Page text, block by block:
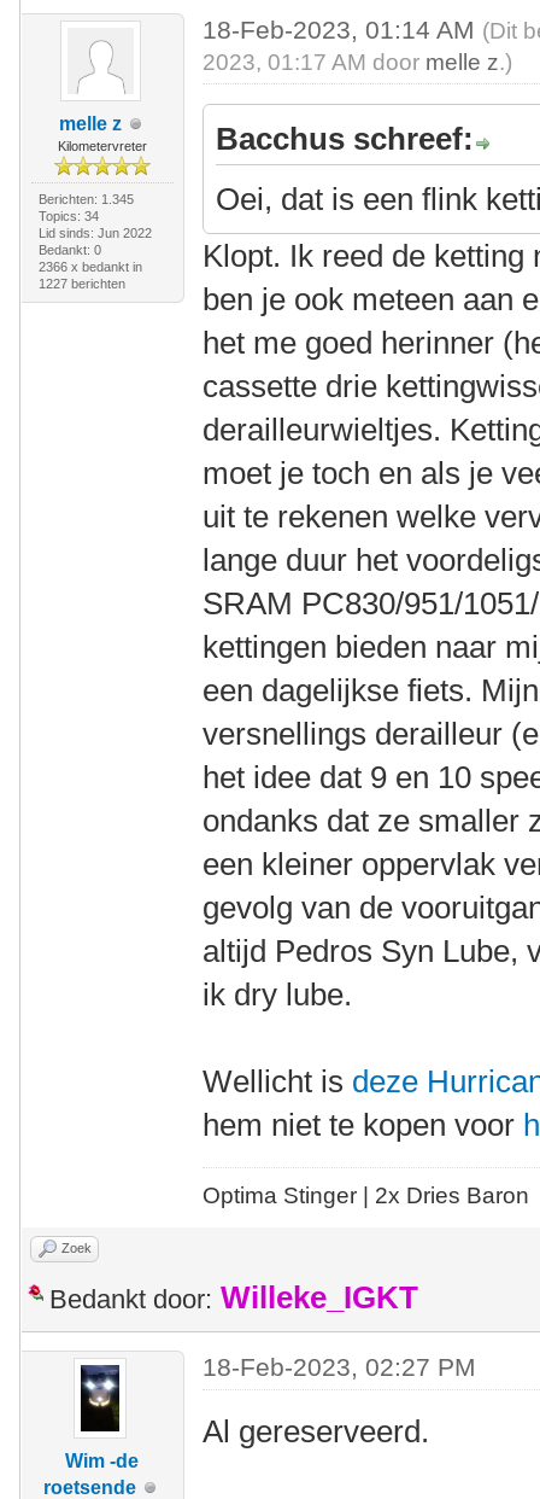
melle z
Kilometervreter
Berichten: 1.345
Topics: 34
Lid sinds: Jun 2022
Bedankt: 0
2366 x bedankt in
1227 berichten
18-Feb-2023, 01:14 AM (Dit
2023, 01:17 AM door melle z.)
Bacchus schreef:
Oei, dat is een flink
Klopt. Ik reed de
ben je ook meteen aan
het me goed herinner
cassette drie
derailleurwieltjes.
moet je toch en als je
uit te rekenen welke
lange duur het
SRAM PC830/951/
kettingen bieden naar
een dagelijkse fiets.
versnellings derailleur
het idee dat 9 en 10
ondanks dat ze smaller
een kleiner oppervlak
gevolg van de
altijd Pedros Syn Lube,
ik dry lube.
Wellicht is deze
hem niet te kopen voor
Optima Stinger | 2x Dries Baron
Zoek
Bedankt door: Willeke_IGKT
Wim -de
roetsende
18-Feb-2023, 02:27 PM
Al gereserveerd.